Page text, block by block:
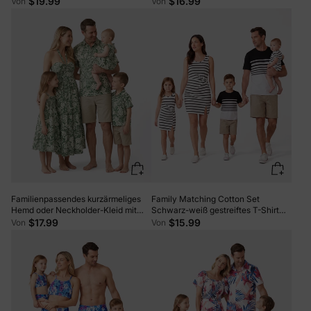
Familienpassendes kurzärmeliges
Hemd oder Neckholder-Kleid mit
Von $17.99
Family Matching Cotton Set
Schwarz-weiß gestreiftes T-Shirt
oder Träger-Bodycon-Kleid
Von $15.99